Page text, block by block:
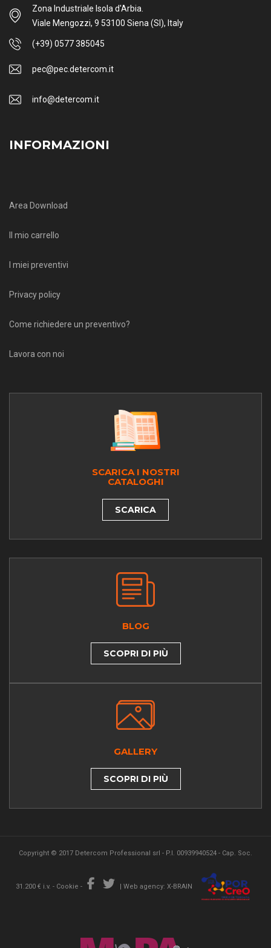
Zona Industriale Isola d'Arbia.
Viale Mengozzi, 9 53100 Siena (SI), Italy
(+39) 0577 385045
pec@pec.detercom.it
info@detercom.it
INFORMAZIONI
Area Download
Il mio carrello
I miei preventivi
Privacy policy
Come richiedere un preventivo?
Lavora con noi
SCARICA I NOSTRI
CATALOGHI
SCARICA
BLOG
SCOPRI DI PIÙ
GALLERY
SCOPRI DI PIÙ
Copyright © 2017 Detercom Professional srl - P.I. 00939940524 - Cap. Soc.
31.200 € i.v. - Cookie - | Web agency: X-BRAIN